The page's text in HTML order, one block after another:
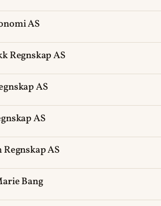
AS
Regnskap AS
AS
AS
AS
Bang